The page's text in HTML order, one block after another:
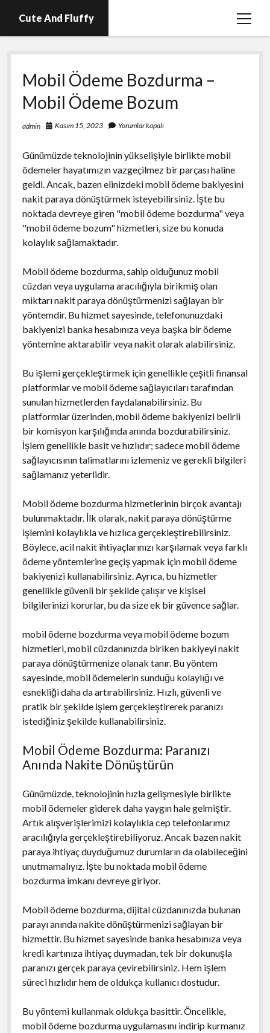
Cute And Fluffy
menüyü
En İyi Telegram Abone Hilesi Ücretsiz
Igtv Beğeni Atma Hilesi Bedava
Igtv Izlenme Arttırma Hilesi Parasız
Instagram Bot Hesap Ne Demek?
Sayfa Listesi
Mobil Ödeme Bozdurma –
Mobil Ödeme Bozum
admin Kasım 15, 2023 Yorumlar kapalı
Günümüzde teknolojinin yükselişiyle birlikte mobil
ödemeler hayatımızın vazgeçilmez bir parçası haline
geldi. Ancak, bazen elinizdeki mobil ödeme bakiyesini
nakit paraya dönüştürmek isteyebilirsiniz. İşte bu
noktada devreye giren "mobil ödeme bozdurma" veya
"mobil ödeme bozum" hizmetleri, size bu konuda
kolaylık sağlamaktadır.
Mobil ödeme bozdurma, sahip olduğunuz mobil
cüzdan veya uygulama aracılığıyla birikmiş olan
miktarı nakit paraya dönüştürmenizi sağlayan bir
yöntemdir. Bu hizmet sayesinde, telefonunuzdaki
bakiyenizi banka hesabınıza veya başka bir ödeme
yöntemine aktarabilir veya nakit olarak alabilirsiniz.
Bu işlemi gerçekleştirmek için genellikle çeşitli finansal
platformlar ve mobil ödeme sağlayıcıları tarafından
sunulan hizmetlerden faydalanabilirsiniz. Bu
platformlar üzerinden, mobil ödeme bakiyenizi belirli
bir komisyon karşılığında anında bozdurabilirsiniz.
İşlem genellikle basit ve hızlıdır; sadece mobil ödeme
sağlayıcısının talimatlarını izlemeniz ve gerekli bilgileri
sağlamanız yeterlidir.
Mobil ödeme bozdurma hizmetlerinin birçok avantajı
bulunmaktadır. İlk olarak, nakit paraya dönüştürme
işlemini kolaylıkla ve hızlıca gerçekleştirebilirsiniz.
Böylece, acil nakit ihtiyaçlarınızı karşılamak veya farklı
ödeme yöntemlerine geçiş yapmak için mobil ödeme
bakiyenizi kullanabilirsiniz. Ayrıca, bu hizmetler
genellikle güvenli bir şekilde çalışır ve kişisel
bilgilerinizi korurlar, bu da size ek bir güvence sağlar.
mobil ödeme bozdurma veya mobil ödeme bozum
hizmetleri, mobil cüzdanınızda biriken bakiyeyi nakit
paraya dönüştürmenize olanak tanır. Bu yöntem
sayesinde, mobil ödemelerin sunduğu kolaylığı ve
esnekliği daha da artırabilirsiniz. Hızlı, güvenli ve
pratik bir şekilde işlem gerçekleştirerek paranızı
istediğiniz şekilde kullanabilirsiniz.
Mobil Ödeme Bozdurma: Paranızı
Anında Nakite Dönüştürün
Günümüzde, teknolojinin hızla gelişmesiyle birlikte
mobil ödemeler giderek daha yaygın hale gelmiştir.
Artık alışverişlerimizi kolaylıkla cep telefonlarımız
aracılığıyla gerçekleştirebiliyoruz. Ancak bazen nakit
paraya ihtiyaç duyduğumuz durumların da olabileceğini
unutmamalıyız. İşte bu noktada mobil ödeme
bozdurma imkanı devreye giriyor.
Mobil ödeme bozdurma, dijital cüzdanınızda bulunan
parayı anında nakite dönüştürmenizi sağlayan bir
hizmettir. Bu hizmet sayesinde banka hesabınıza veya
kredi kartınıza ihtiyaç duymadan, tek bir dokunuşla
paranızı gerçek paraya çevirebilirsiniz. Hem işlem
süreci hızlıdır hem de oldukça kullanıcı dostudur.
Bu yöntemi kullanmak oldukça basittir. Öncelikle,
mobil ödeme bozdurma uygulamasını indirip kurmanız